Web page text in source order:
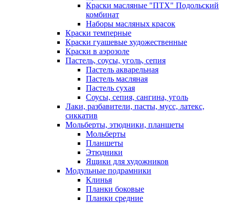
Краски масляные "ПТХ" Подольский
комбинат
Наборы масляных красок
Краски темперные
Краски гуашевые художественные
Краски в аэрозоле
Пастель, соусы, уголь, сепия
Пастель акварельная
Пастель масляная
Пастель сухая
Соусы, сепия, сангина, уголь
Лаки, разбавители, пасты, мусс, латекс,
сиккатив
Мольберты, этюдники, планшеты
Мольберты
Планшеты
Этюдники
Ящики для художников
Модульные подрамники
Клинья
Планки боковые
Планки средние